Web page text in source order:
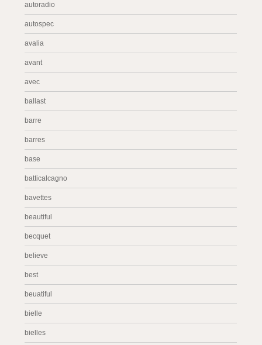
autoradio
autospec
avalia
avant
avec
ballast
barre
barres
base
batticalcagno
bavettes
beautiful
becquet
believe
best
beuatiful
bielle
bielles